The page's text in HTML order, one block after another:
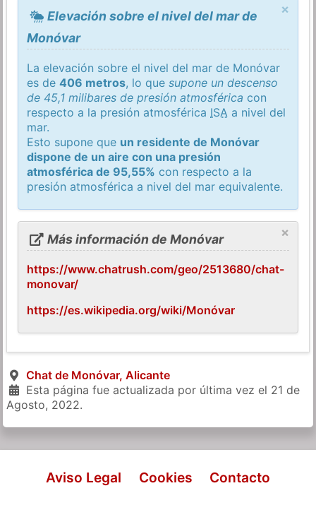
×
Elevación sobre el nivel del mar de
Monóvar
La elevación sobre el nivel del mar de Monóvar
es de406 metros, lo quesupone un descenso
de 45,1 milibares de presión atmosférica con
respecto a la presión atmosférica ISA a nivel del
mar.
Esto supone que un residente de Monóvar
dispone de un aire con una presión
atmosférica de 95,55% con respecto a la
presión atmosférica a nivel del mar equivalente.
×
Más información de Monóvar
https://www.chatrush.com/geo/2513680/chat-
monovar/
https://es.wikipedia.org/wiki/Monóvar
Chat de Monóvar, Alicante
Esta página fue actualizada por última vez el 21 de
Agosto, 2022.
Aviso Legal Cookies Contacto